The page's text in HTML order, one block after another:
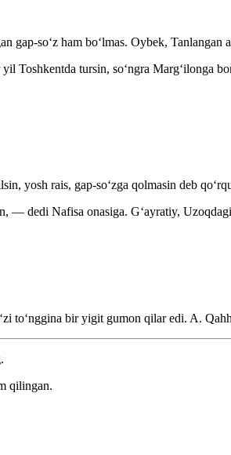
gap-soʻz ham boʻlmas. Oybek, Tanlangan
Toshkentda tursin, soʻngra Margʻilonga
rais, gap-soʻzga qolmasin deb
— dedi Nafisa onasiga. Gʻayratiy,
toʻnggina bir yigit gumon qilar edi. A.
qilingan.